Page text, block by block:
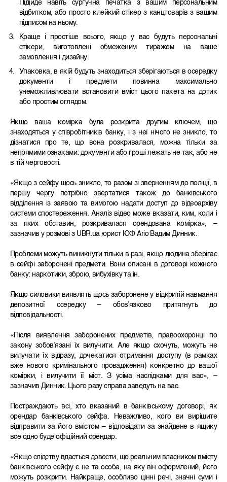
Підійде навіть сургучна печатка з вашим персональним
відбитком, або просто клейкий стікер з канцтоварів з вашим
підписом на ньому.
Краще і простіше всього, якщо у вас будуть персональні
стікери, виготовлені обмеженим тиражем на ваше
замовлення і дизайну.
Упаковка, в якій будуть знаходиться зберігаються в осередку
документи і предмети повинна максимально
унеможливлювати встановити вміст цього пакета на дотик
або простим оглядом.
Якщо ваша комірка була розкрита другим ключем, що
знаходяться у співробітників банку, і з неї нічого не зникло, то
дізнатися про те, що вона розкривалася, можна тільки за
непрямими ознаками: документи або гроші лежать не так, або не
в тій черговості.
«Якщо з сейфу щось зникло, то разом зі зверненням до поліції, в
першу чергу потрібно звертатися також до банківського
відділення із заявою та вимогою надати доступ до відеоархіву
системи спостереження. Аналіз відео може вказати, ким, коли і
за яких обставин, розкривалася орендована комірка», –
зазначив у розмові з UBR.ua юрист ЮФ Ario Вадим Динник.
Проблеми можуть виникнути тільки в разі, якщо людина зберігає
в сейфі заборонені предмети. Вони описані в договорі кожного
банку: наркотики, зброю, вибухівку та ін.
Якщо силовики виявлять щось заборонене у відкритій навмання
депозитної осередку – обов’язково притягнуть до
відповідальності.
«Після виявлення заборонених предметів, правоохоронці по
закону зобов’язані їх вилучити. Але якщо схочуть, можуть не
вилучати їх відразу, дочекатися отримання доступу (в рамках
вже нового кримінального провадження) конкретно до вашої
комірки, і вилучити її міст. З усіма наслідками для вас», –
зазначив Динник. Цього разу справа заведуть на вас.
Постраждають всі, хто вказаний в банківському договорі, як
орендар банківського сейфа. Неважливо, кого ви вирішите
відправити за його вмістом – відповідати за знайдене в ящику
все одно буде офіційний орендар.
«Якщо слідству вдасться довести, що реальним власником вмісту
банківського сейфу є не та особа, на яку він оформлений, його
можуть розкрити. Найкраще, особливо цінні речі, значні суми і